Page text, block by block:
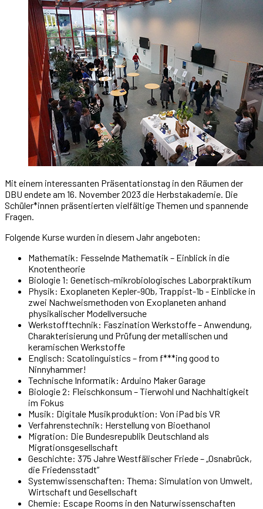
Mit einem interessanten Präsentationstag in den Räumen der
DBU endete am 16. November 2023 die Herbstakademie. Die
Schüler*innen präsentierten vielfältige Themen und spannende
Fragen.
Folgende Kurse wurden in diesem Jahr angeboten:
Mathematik: Fesselnde Mathematik – Einblick in die
Knotentheorie
Biologie 1: Genetisch-mikrobiologisches Laborpraktikum
Physik: Exoplaneten Kepler-90b, Trappist-1b - Einblicke in
zwei Nachweismethoden von Exoplaneten anhand
physikalischer Modellversuche
Werkstofftechnik: Faszination Werkstoffe – Anwendung,
Charakterisierung und Prüfung der metallischen und
keramischen Werkstoffe
Englisch: Scatolinguistics – from f***ing good to
Ninnyhammer!
Technische Informatik: Arduino Maker Garage
Biologie 2: Fleischkonsum – Tierwohl und Nachhaltigkeit
im Fokus
Musik: Digitale Musikproduktion: Von iPad bis VR
Verfahrenstechnik: Herstellung von Bioethanol
Migration: Die Bundesrepublik Deutschland als
Migrationsgesellschaft
Geschichte: 375 Jahre Westfälischer Friede – „Osnabrück,
die Friedensstadt“
Systemwissenschaften: Thema: Simulation von Umwelt,
Wirtschaft und Gesellschaft
Chemie: Escape Rooms in den Naturwissenschaften